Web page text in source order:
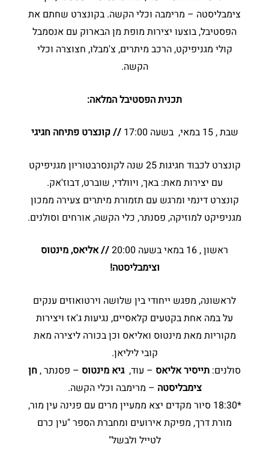
צימבליסטה – מרימבה וכלי הקשה. בקונצרט שחתם את
הפסטיבל, בוצעו יצירות מופת מן הבארוק עם אנסמבל
קולי מגניפיקט, הרכב מיתרים, צ'מבלו, חצוצרה וכלי
הקשה.
תכנית הפסטיבל המלאה:
שבת , 15 במאי, בשעה 17:00 // קונצרט פתיחה חגיגי
קונצרט לכבוד חגיגות 25 שנה לקונסרבטוריון מגניפיקט
עם יצירות מאת: באך, ויוולדי, שוברט, דבוז'אק.
קונצרט דינמי ומרגש עם תזמורת מיתרים צעירה ממכון
מגניפיקט למוזיקה, פסנתר, כלי הקשה, אורחים וסולנים.
ראשון , 16 במאי בשעה 20:00
// אליאס, מינטוס
וצימבליסטה!
לראשונה, מפגש ייחודי בין שלושה וירטואוזים ענקים
על במה אחת בקטעים קלאסיים, נגיעות ג'אז ויצירות
מקוריות מאת מינטוס ואליאס וכן בכורה ליצירה מאת
קובי ליליאן.
סולנים: תייסיר אליאס – עוּד,גיא מינטוס – פסנתר ,חן
צימבליסטה – מרימבה וכלי הקשה.
*18:30 סיור מקדים יצא ממעיין מרים עם פנינה עין מור,
מורת דרך, מפיקת אירועים ומחברת הספר "עין כרם
לטייל ולבשל"